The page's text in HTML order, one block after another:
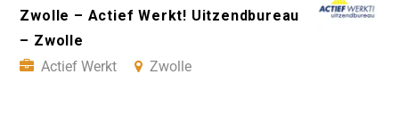
Zwolle – Actief Werkt! Uitzendbureau
– Zwolle
Actief Werkt
Zwolle